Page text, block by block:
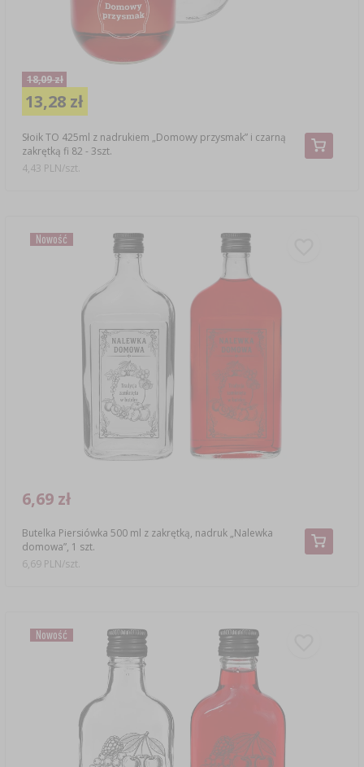
Słoik TO 425ml z nadrukiem „Domowy przysmak” i czarną
zakrętką fi 82 - 3szt.
18,09 zł
13,28 zł
4,43 PLN/szt.
Nowość
Butelka Piersiówka 500 ml z zakrętką, nadruk „Nalewka
domowa”, 1 szt.
6,69 zł
6,69 PLN/szt.
Nowość